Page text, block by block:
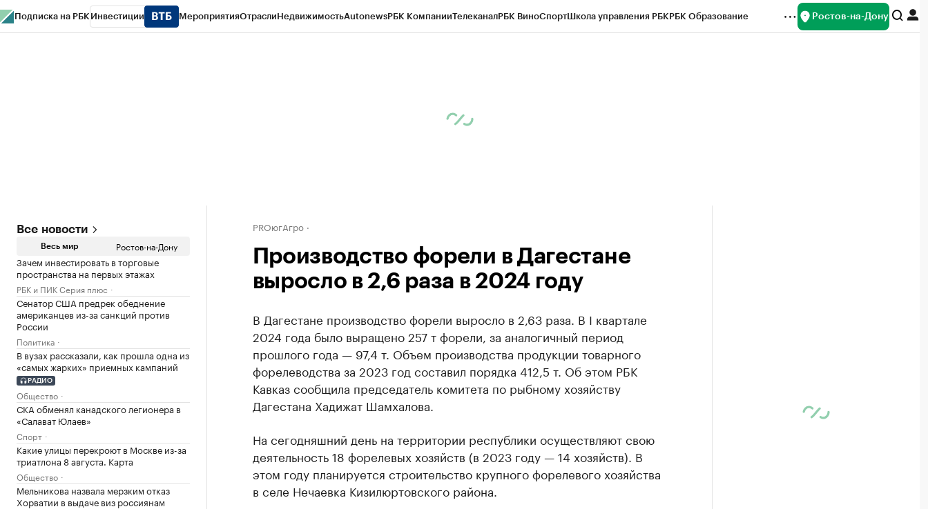
Подписка на РБК Инвестиции МероприятияОтраслиНедвижимостьAutonewsРБК КомпанииТелеканалРБК ВиноСпортШкола управления РБКРБК Образование Ростов-на-Дону
Все новости
Весь мир Ростов-на-Дону
Зачем инвестировать в торговые
пространства на первых этажах
РБК и ПИК Серия плюс
Сенатор США предрек обеднение
американцев из-за санкций против
России
Политика
В вузах рассказали, как прошла одна из
«самых жарких» приемных кампаний
РАДИО
Общество
СКА обменял канадского легионера в
«Салават Юлаев»
Спорт
Какие улицы перекроют в Москве из-за
триатлона 8 августа. Карта
Общество
Мельникова назвала мерзким отказ
Хорватии в выдаче виз россиянам
PROюгАгро
Производство форели в Дагестане
выросло в 2,6 раза в 2024 году
В Дагестане производство форели выросло в 2,63 раза. В I квартале
2024 года было выращено 257 т форели, за аналогичный период
прошлого года — 97,4 т. Объем производства продукции товарного
форелеводства за 2023 год составил порядка 412,5 т. Об этом РБК
Кавказ сообщила председатель комитета по рыбному хозяйству
Дагестана Хадижат Шамхалова.
На сегодняшний день на территории республики осуществляют свою
деятельность 18 форелевых хозяйств (в 2023 году — 14 хозяйств). В
этом году планируется строительство крупного форелевого хозяйства
в селе Нечаевка Кизилюртовского района.